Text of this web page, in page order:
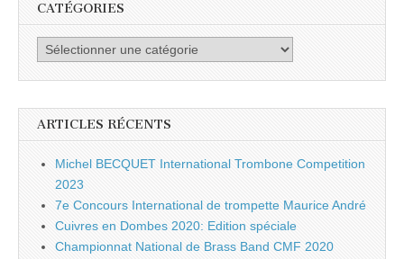
CATÉGORIES
Catégories
ARTICLES RÉCENTS
Michel BECQUET International Trombone Competition
2023
7e Concours International de trompette Maurice André
Cuivres en Dombes 2020: Edition spéciale
Championnat National de Brass Band CMF 2020